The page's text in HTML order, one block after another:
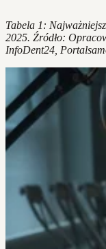
Tabela 1:
2025. Źródło:
InfoDent24,